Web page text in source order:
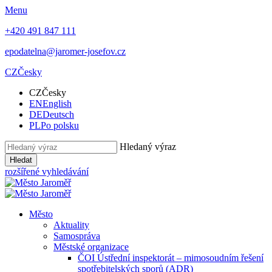
Menu
+420 491 847 111
epodatelna@jaromer-josefov.cz
CZČesky
CZČesky
ENEnglish
DEDeutsch
PLPo polsku
Hledaný výraz
Hledat
rozšířené vyhledávání
Město
Aktuality
Samospráva
Městské organizace
ČOI Ústřední inspektorát – mimosoudním řešení
spotřebitelských sporů (ADR)